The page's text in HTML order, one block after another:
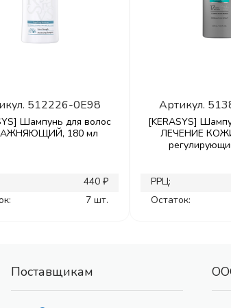
512226-0E98
Шампунь для волос
180 мл
440 ₽
7 шт.
Артикул.
[KERASYS]
ЛЕЧЕНИЕ
РРЦ:
Остаток:
Поставщикам